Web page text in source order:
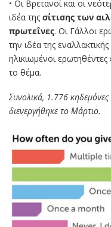
• Οι Βρετανοί και οι
ιδέα της σίτισης των
πρωτεΐνες. Οι Γάλλοι
την ιδέα της
ηλικιωμένοι
το θέμα.
Συνολικά, 1.776
διενεργήθηκε το Μάρτιο.